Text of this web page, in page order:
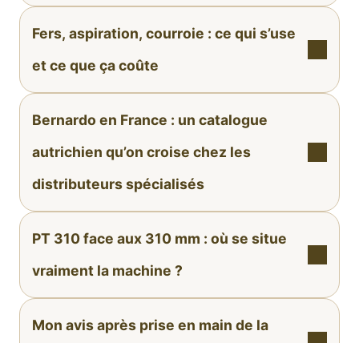
Fers, aspiration, courroie : ce qui s’use
et ce que ça coûte
Bernardo en France : un catalogue
autrichien qu’on croise chez les
distributeurs spécialisés
PT 310 face aux 310 mm : où se situe
vraiment la machine ?
Mon avis après prise en main de la